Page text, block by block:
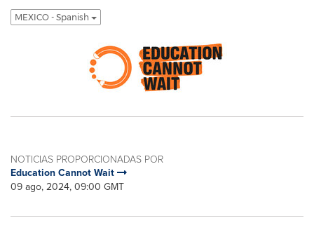
MEXICO - Spanish
NOTICIAS PROPORCIONADAS POR
Education Cannot Wait
09 ago, 2024, 09:00 GMT